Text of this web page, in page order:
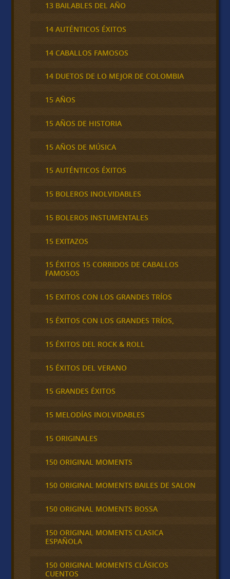
13 BAILABLES DEL AÑO
14 AUTÉNTICOS ÉXITOS
14 CABALLOS FAMOSOS
14 DUETOS DE LO MEJOR DE COLOMBIA
15 AÑOS
15 AÑOS DE HISTORIA
15 AÑOS DE MÚSICA
15 AUTÉNTICOS ÉXITOS
15 BOLEROS INOLVIDABLES
15 BOLEROS INSTUMENTALES
15 EXITAZOS
15 ÉXITOS 15 CORRIDOS DE CABALLOS
FAMOSOS
15 EXITOS CON LOS GRANDES TRÍOS
15 ÉXITOS CON LOS GRANDES TRÍOS,
15 ÉXITOS DEL ROCK & ROLL
15 ÉXITOS DEL VERANO
15 GRANDES ÉXITOS
15 MELODÍAS INOLVIDABLES
15 ORIGINALES
150 ORIGINAL MOMENTS
150 ORIGINAL MOMENTS BAILES DE SALON
150 ORIGINAL MOMENTS BOSSA
150 ORIGINAL MOMENTS CLASICA
ESPAÑOLA
150 ORIGINAL MOMENTS CLÁSICOS
CUENTOS